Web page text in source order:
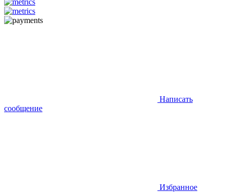
Написать
сообщение
Избранное